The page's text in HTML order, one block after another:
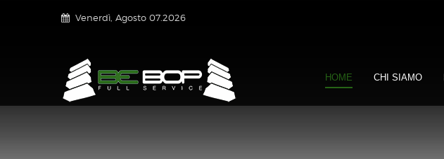
Venerdì, Agosto 07.2026
HOME CHI SIAMO